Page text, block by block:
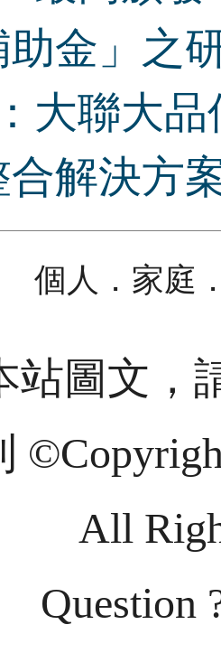
助金」之
大聯大
解決方
個人．家庭
站圖文，
All
Question